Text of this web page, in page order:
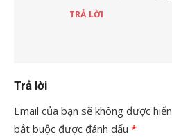
TRẢ LỜI
Trả lời
Email của bạn sẽ không được
bắt buộc được đánh dấu *